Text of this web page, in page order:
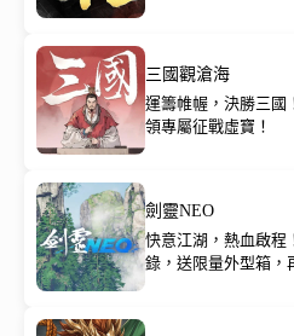
三國觀滄海
運籌帷幄，決勝三國
領專屬征戰虛寶！
劍靈NEO
快意江湖，熱血啟程
錄，送限量外型箱，